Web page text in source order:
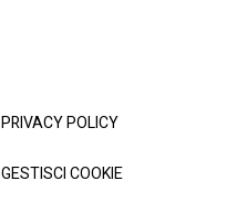
PRIVACY POLICY
GESTISCI COOKIE